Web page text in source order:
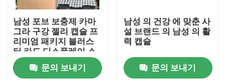
집
남성 포브 보충제 카마
그라 구강 젤리 캡슐 프
리미엄 패키지 블러스
터 카드 디스플레이 스
펀지
문의 보내기
남성 의 건강 에 맞춘 사
설 브랜드 의 남성 의 활
력 캡슐
문의 보내기